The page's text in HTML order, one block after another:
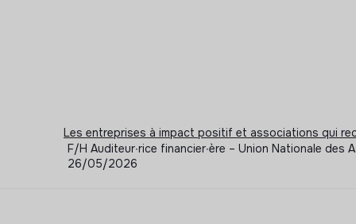
Les entreprises à impact positif et associations qui
F/H Auditeur∙rice financier∙ère – Union Nationale
26/05/2026